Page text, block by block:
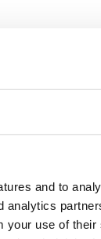
and to
analytics
your use of